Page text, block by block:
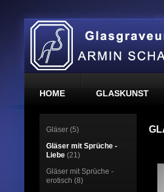
HOME GLASKUNST
Gläser (5)
Gläser mit Sprüche -
Liebe (21)
Gläser mit Sprüche -
erotisch (8)